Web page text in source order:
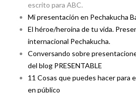
escrito para ABC.
Mi presentación en Pechakucha
El héroe/heroína de tu vida.
internacional Pechakucha.
Conversando sobre
del blog PRESENTABLE
11 Cosas que puedes hacer para
en público